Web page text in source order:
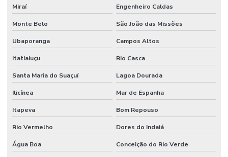
Miraí Engenheiro Caldas
Monte Belo São João das Missões
Ubaporanga Campos Altos
Itatiaiuçu Rio Casca
Santa Maria do Suaçuí Lagoa Dourada
Ilicínea Mar de Espanha
Itapeva Bom Repouso
Rio Vermelho Dores do Indaiá
Água Boa Conceição do Rio Verde